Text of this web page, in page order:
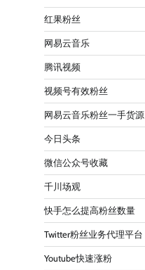
红果粉丝
网易云音乐
腾讯视频
视频号有效粉丝
网易云音乐粉丝一手货源
今日头条
微信公众号收藏
千川场观
快手怎么提高粉丝数量
Twitter粉丝业务代理平台
Youtube快速涨粉